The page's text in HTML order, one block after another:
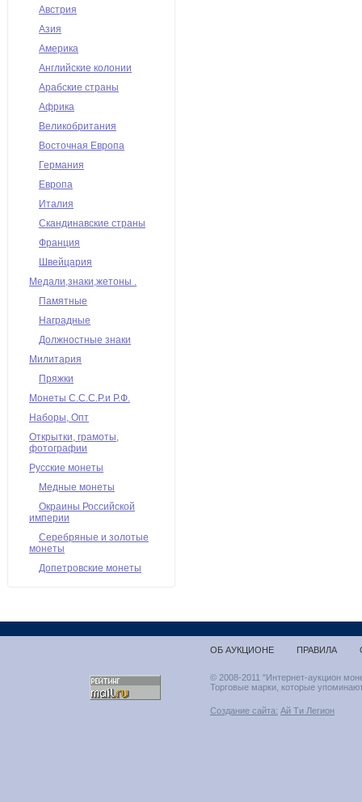
Австрия
Азия
Америка
Английские колонии
Арабские страны
Африка
Великобритания
Восточная Европа
Германия
Европа
Италия
Скандинавские страны
Франция
Швейцария
Медали,знаки,жетоны .
Памятные
Наградные
Должностные знаки
Милитария
Пряжки
Монеты С.С.С.Р.и Р.Ф.
Наборы, Опт
Открытки, грамоты,
фотографии
Русские монеты
Медные монеты
Окраины Российской
империи
Серебряные и золотые
монеты
Допетровские монеты
ОБ АУКЦИОНЕ ПРАВИЛА
© 2008-2011 "Интернет-аукцион
Торговые марки, которые
Создание сайта: Ай Ти Легион